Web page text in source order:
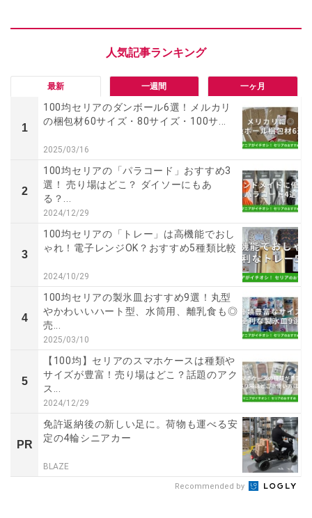
最新 一週間 一ヶ月
1
100均セリアのダンボール6選！メルカリ
の梱包材60サイズ・80サイズ・100サ...
2025/03/16
2
100均セリアの「パラコード」おすすめ3
選！ 売り場はどこ？ ダイソーにもあ
る？...
2024/12/29
3
100均セリアの「トレー」は高機能でおし
ゃれ！電子レンジOK？おすすめ5種類比較
2024/10/29
4
100均セリアの製氷皿おすすめ9選！丸型
やかわいいハート型、水筒用、離乳食も◎
売...
2025/03/10
5
【100均】セリアのスマホケースは種類や
サイズが豊富！売り場はどこ？話題のアク
ス...
2024/12/29
PR
免許返納後の新しい足に。荷物も運べる安
定の4輪シニアカー
BLAZE
Recommended by